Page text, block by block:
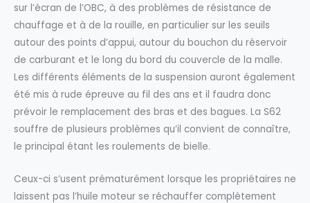
sur l’écran de l’OBC, à des problèmes de résistance de
chauffage et à de la rouille, en particulier sur les seuils
autour des points d’appui, autour du bouchon du réservoir
de carburant et le long du bord du couvercle de la malle.
Les différents éléments de la suspension auront également
été mis à rude épreuve au fil des ans et il faudra donc
prévoir le remplacement des bras et des bagues. La S62
souffre de plusieurs problèmes qu’il convient de connaître,
le principal étant les roulements de bielle.
Ceux-ci s’usent prématurément lorsque les propriétaires ne
laissent pas l’huile moteur se réchauffer complètement